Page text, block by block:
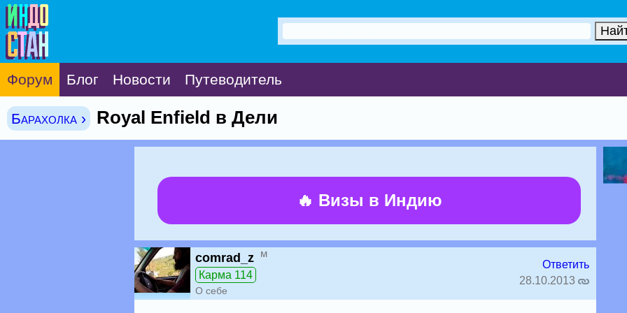
Форум Блог Новости Путеводитель
Барахолка › Royal Enfield в Дели
🔥 Визы в Индию
comrad_z м
Карма 114
О себе
Ответить
28.10.2013